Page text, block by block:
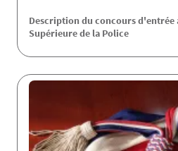
Description du concours d'entrée
Supérieure de la Police